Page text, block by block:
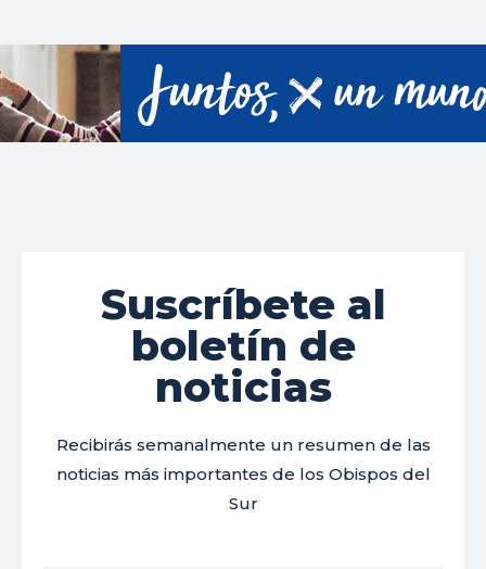
Suscríbete al
boletín de
noticias
Recibirás semanalmente un resumen de las
noticias más importantes de los Obispos del
Sur